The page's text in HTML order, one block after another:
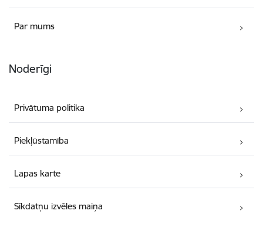
Par mums
Noderīgi
Privātuma politika
Piekļūstamība
Lapas karte
Sīkdatņu izvēles maiņa